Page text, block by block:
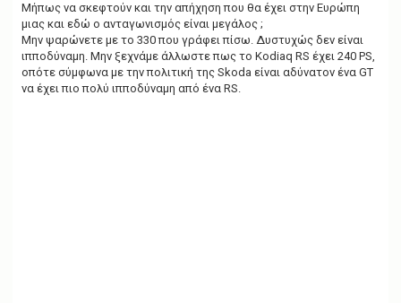
Μήπως να σκεφτούν και την απήχηση που θα έχει στην Ευρώπη
μιας και εδώ ο ανταγωνισμός είναι μεγάλος ;
Mην ψαρώνετε με το 330 που γράφει πίσω. Δυστυχώς δεν είναι
ιπποδύναμη. Μην ξεχνάμε άλλωστε πως το Kodiaq RS έχει 240 PS,
οπότε σύμφωνα με την πολιτική της Skoda είναι αδύνατον ένα GT
να έχει πιο πολύ ιπποδύναμη από ένα RS.